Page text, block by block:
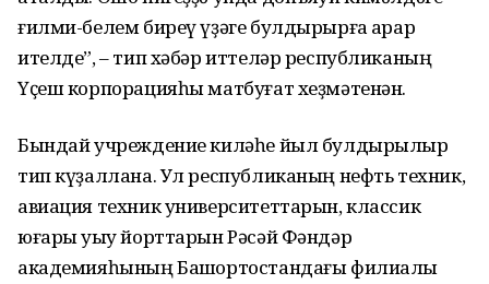
ғилми-белем биреү үҙәге булдырырға ҡарар
ителде”, – тип хәбәр иттеләр республиканың
Үҫеш корпорацияһы матбуғат хеҙмәтенән.
Бындай учреждение киләһе йыл булдырылыр
тип күҙаллана. Ул республиканың нефть техник,
авиация техник университеттарын, классик
юғары уҡыу йорттарын Рәсәй Фәндәр
академияһының Башҡортостандағы филиалы